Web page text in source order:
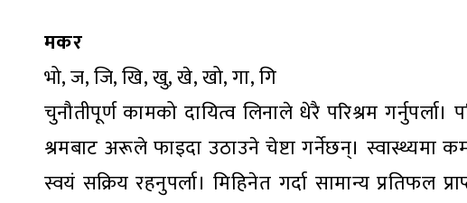
मकर
भो, ज, जि, खि, खु, खे, खो, गा, गि
चुनौतीपूर्ण कामको दायित्व लिनाले धेरै परिश्रम
श्रमबाट अरूले फाइदा उठाउने चेष्टा गर्नेछन्।
स्वयं सक्रिय रहनुपर्ला। मिहिनेत गर्दा सामान्य